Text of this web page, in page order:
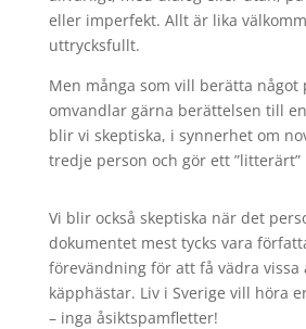
eller imperfekt. Allt är lika
uttrycksfullt.
Men många som vill berätta något
omvandlar gärna berättelsen till
blir vi skeptiska, i synnerhet om
tredje person och gör ett ”litterärt”
Vi blir också skeptiska när det
dokumentet mest tycks vara
förevändning för att få vädra vissa
käpphästar. Liv i Sverige vill höra
– inga åsiktspamfletter!